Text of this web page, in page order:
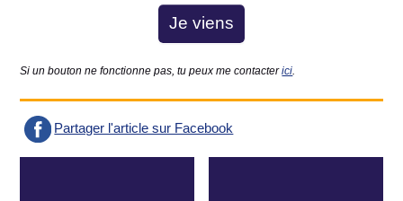
Je viens
Si un bouton ne fonctionne pas, tu peux me contacterici.
Partager l'article sur Facebook